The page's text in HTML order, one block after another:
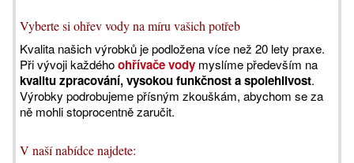
Vyberte si ohřev vody na míru vašich potřeb
Kvalita našich výrobků je podložena více než 20 lety praxe.
Při vývoji každéhoohřívače vody myslíme především na
kvalitu zpracování, vysokou funkčnost a spolehlivost.
Výrobky podrobujeme přísným zkouškám, abychom se za
ně mohli stoprocentně zaručit.
V naší nabídce najdete: